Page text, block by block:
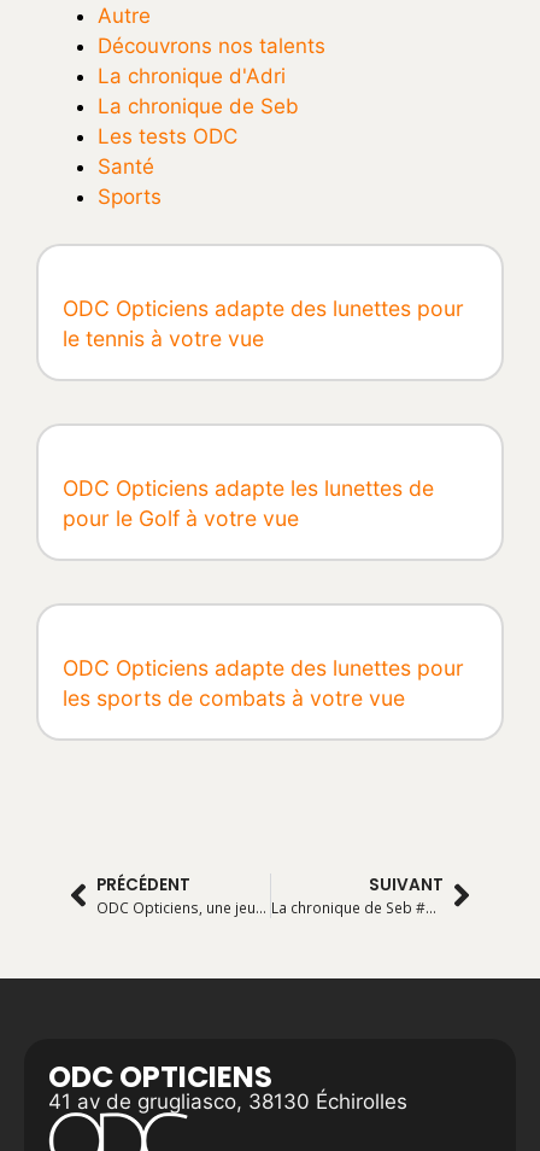
Autre
Découvrons nos talents
La chronique d'Adri
La chronique de Seb
Les tests ODC
Santé
Sports
ODC Opticiens adapte des lunettes pour
le tennis à votre vue
ODC Opticiens adapte les lunettes de
pour le Golf à votre vue
ODC Opticiens adapte des lunettes pour
les sports de combats à votre vue
PRÉCÉDENT
ODC Opticiens, une jeune équipe à votre écoute
SUIVANT
La chronique de Seb #2 « Reprises de choses (plus sérieuse) »
ODC OPTICIENS
41 av de grugliasco, 38130 Échirolles